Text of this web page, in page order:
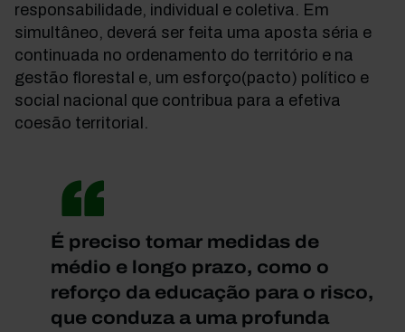
responsabilidade, individual e coletiva. Em
simultâneo, deverá ser feita uma aposta séria e
continuada no ordenamento do território e na
gestão florestal e, um esforço(pacto) político e
social nacional que contribua para a efetiva
coesão territorial.
É preciso tomar medidas de
médio e longo prazo, como o
reforço da educação para o risco,
que conduza a uma profunda